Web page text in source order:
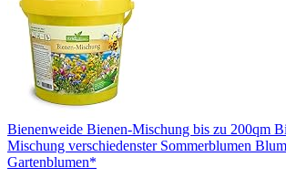
Bienenweide Bienen-Mischung bis zu 200qm
Mischung verschiedenster Sommerblumen
Gartenblumen*